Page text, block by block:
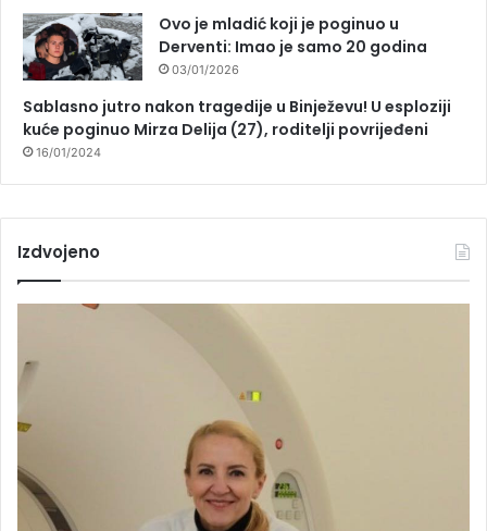
Ovo je mladić koji je poginuo u
Derventi: Imao je samo 20 godina
03/01/2026
Sablasno jutro nakon tragedije u Binježevu! U esploziji
kuće poginuo Mirza Delija (27), roditelji povrijeđeni
16/01/2024
Izdvojeno